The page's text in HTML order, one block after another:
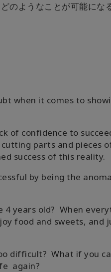
のようなことが可能にな
when it comes to
of confidence to
parts and pieces
success of this reality.
by being the
4 years old? When
food and sweets, and
difficult? What if you
again?